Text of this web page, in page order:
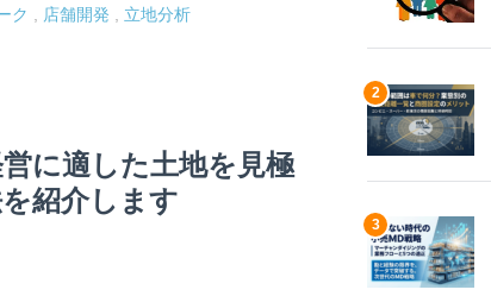
ク , 店舗開発 , 立地分析
に適した土地を見極
紹介します